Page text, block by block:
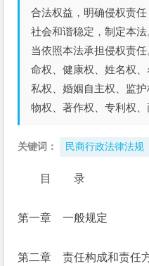
合法权益，明确侵权责
社会和谐稳定，制定本
当依照本法承担侵权责
命权、健康权、姓名权
私权、婚姻自主权、监
物权、著作权、专利权
关键词： 民商行政法律法规
目　　录
第一章　一般规定
第二章　责任构成和责任